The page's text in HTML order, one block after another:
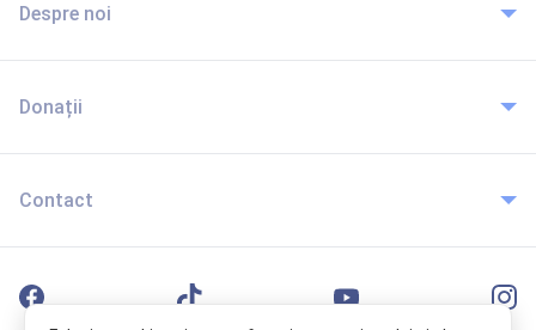
Despre noi
Donații
Contact